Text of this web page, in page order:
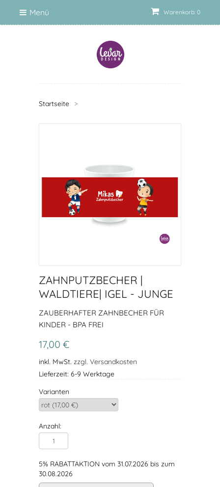
Warenkorb: 0
Menü
Startseite >
ZAHNPUTZBECHER |
WALDTIERE| IGEL - JUNGE
ZAUBERHAFTER ZAHNBECHER FÜR
KINDER - BPA FREI
17,00 €
inkl. MwSt. zzgl. Versandkosten
Lieferzeit: 6-9 Werktage
Varianten
Anzahl:
5% RABATTAKTION vom 31.07.2026 bis zum
30.08.2026